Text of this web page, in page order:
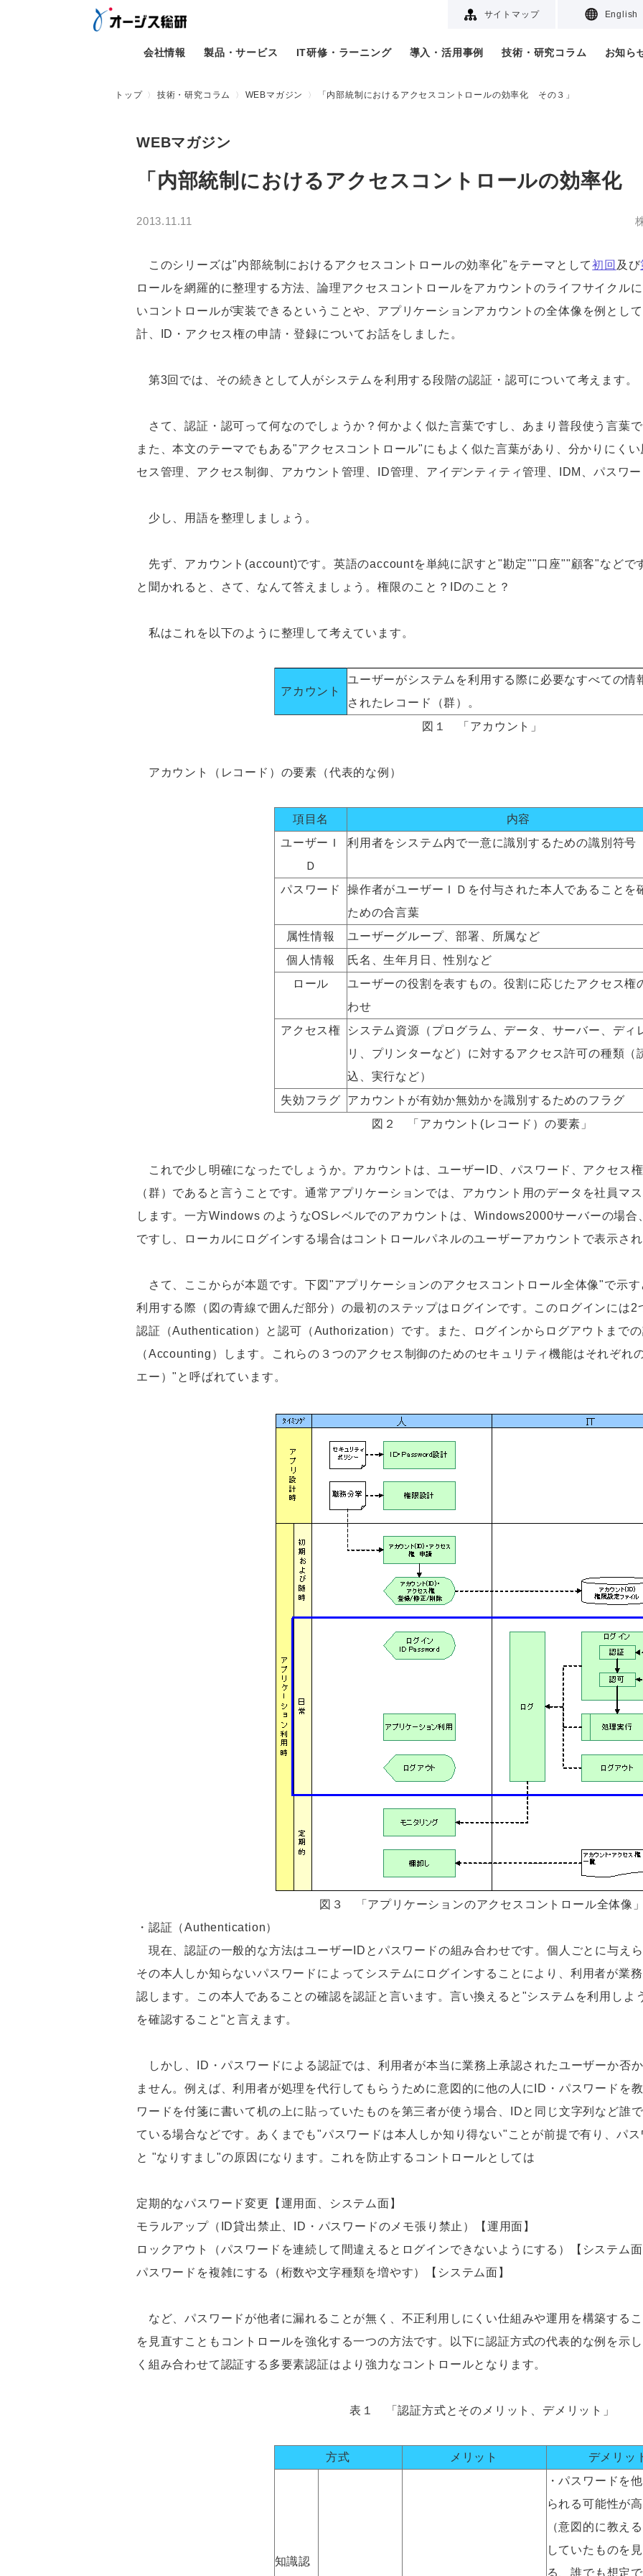
サイトマップ English
会社情報 製品・サービス IT研修・ラーニング 導入・活用事例 技術・研究コラム お知ら
トップ 技術・研究コラム WEBマガジン 「内部統制におけるアクセスコントロールの効率化 その３」
WEBマガジン
「内部統制におけるアクセスコントロールの効率化
2013.11.11
このシリーズは"内部統制におけるアクセスコントロールの効率化"をテーマとして初回 及び
ロールを網羅的に整理する方法、論理アクセスコントロールをアカウントのライフサイクル
いコントロールが実装できるということや、アプリケーションアカウントの全体像を例とし
計、ID・アクセス権の申請・登録についてお話をしました。
第3回では、その続きとして人がシステムを利用する段階の認証・認可について考えます。
さて、認証・認可って何なのでしょうか？何かよく似た言葉ですし、あまり普段使う言葉
また、本文のテーマでもある"アクセスコントロール"にもよく似た言葉があり、分かりにく
セス管理、アクセス制御、アカウント管理、ID管理、アイデンティティ管理、IDM、パス
少し、用語を整理しましょう。
先ず、アカウント(account)です。英語のaccountを単純に訳すと"勘定""口座""顧客"などで
と聞かれると、さて、なんて答えましょう。権限のこと？IDのこと？
私はこれを以下のように整理して考えています。
アカウント
ユーザーがシステムを利用する際に必要なすべての情
されたレコード（群）。
図１ 「アカウント」
アカウント（レコード）の要素（代表的な例）
項目名
内容
ユーザーＩ
Ｄ
利用者をシステム内で一意に識別するための識別符号
パスワード
操作者がユーザーＩＤを付与された本人であることを
ための合言葉
属性情報
ユーザーグループ、部署、所属など
個人情報
氏名、生年月日、性別など
ロール
ユーザーの役割を表すもの。役割に応じたアクセス権
わせ
アクセス権
システム資源（プログラム、データ、サーバー、ディ
リ、プリンターなど）に対するアクセス許可の種類（
込、実行など）
失効フラグ
アカウントが有効か無効かを識別するためのフラグ
図２ 「アカウント(レコード）の要素」
これで少し明確になったでしょうか。アカウントは、ユーザーID、パスワード、アクセス
（群）であると言うことです。通常アプリケーションでは、アカウント用のデータを社員マ
します。一方Windows のようなOSレベルでのアカウントは、Windows2000サーバーの場
ですし、ローカルにログインする場合はコントロールパネルのユーザーアカウントで表示さ
さて、ここからが本題です。下図"アプリケーションのアクセスコントロール全体像"で示
利用する際（図の青線で囲んだ部分）の最初のステップはログインです。このログインには
認証（Authentication）と認可（Authorization）です。また、ログインからログアウトまで
（Accounting）します。これらの３つのアクセス制御のためのセキュリティ機能はそれぞれ
エー）"と呼ばれています。
図３ 「アプリケーションのアクセスコントロール全体像
・認証（Authentication）
現在、認証の一般的な方法はユーザーIDとパスワードの組み合わせです。個人ごとに与え
その本人しか知らないパスワードによってシステムにログインすることにより、利用者が業
認します。この本人であることの確認を認証と言います。言い換えると"システムを利用しよ
を確認すること"と言えます。
しかし、ID・パスワードによる認証では、利用者が本当に業務上承認されたユーザーか否
ません。例えば、利用者が処理を代行してもらうために意図的に他の人にID・パスワードを
ワードを付箋に書いて机の上に貼っていたものを第三者が使う場合、IDと同じ文字列など誰
ている場合などです。あくまでも"パスワードは本人しか知り得ない"ことが前提で有り、パ
と "なりすまし"の原因になります。これを防止するコントロールとしては
定期的なパスワード変更【運用面、システム面】
モラルアップ（ID貸出禁止、ID・パスワードのメモ張り禁止）【運用面】
ロックアウト（パスワードを連続して間違えるとログインできないようにする）【システム
パスワードを複雑にする（桁数や文字種類を増やす）【システム面】
など、パスワードが他者に漏れることが無く、不正利用しにくい仕組みや運用を構築する
を見直すこともコントロールを強化する一つの方法です。以下に認証方式の代表的な例を示
く組み合わせて認証する多要素認証はより強力なコントロールとなります。
表１ 「認証方式とそのメリット、デメリット」
方式 メリット デメリッ
知識認
・パスワードを
られる可能性が
（意図的に教え
していたものを
る、誰でも想定